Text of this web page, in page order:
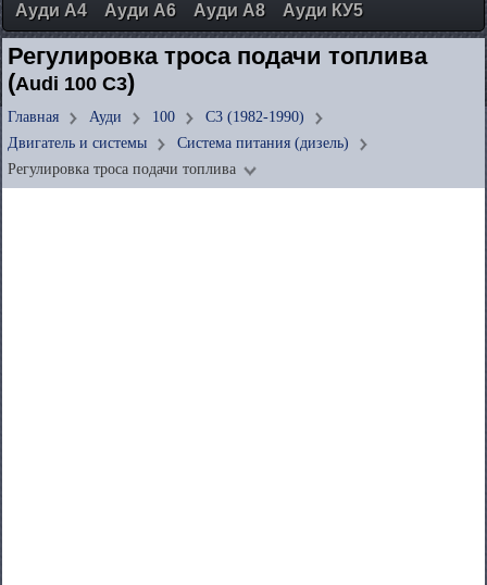
Ауди А4
Ауди А6 Ауди А8 Ауди КУ5
Регулировка троса подачи топлива
(Audi 100 C3)
Главная Ауди 100
C3 (1982-1990)
Двигатель и системы
Система питания (дизель)
Регулировка троса подачи топлива